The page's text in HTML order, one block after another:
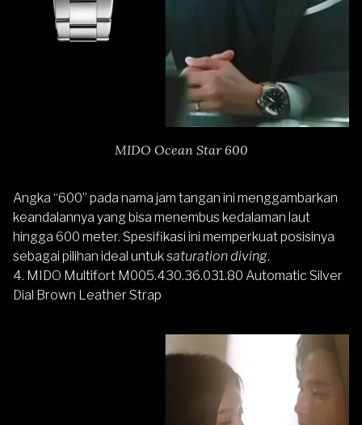
MIDO Ocean Star 600
Angka “600” pada nama jam tangan ini menggambarkan
keandalannya yang bisa menembus kedalaman laut
hingga 600 meter. Spesifikasi ini memperkuat posisinya
sebagai pilihan ideal untuksaturation diving.
4. MIDO Multifort M005.430.36.031.80 Automatic Silver
Dial Brown Leather Strap